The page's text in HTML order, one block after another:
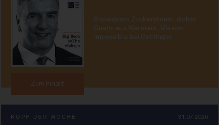
Showdown Zuckersteuer, dicker
Qualm aus Warstein, Mission
Impossible bei Oettinger
Zum Inhalt
KOPF DER WOCHE 31.07.2026